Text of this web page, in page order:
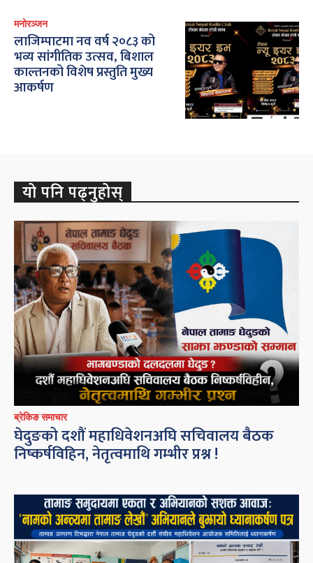
मनोरञ्जन
लाजिम्पाटमा नव वर्ष २०८३ को
भव्य सांगीतिक उत्सव, बिशाल
काल्तनको विशेष प्रस्तुति मुख्य
आकर्षण
यो पनि पढ्नुहोस्
ब्रेकिङ समाचार
घेदुङको दशौं महाधिवेशनअघि सचिवालय बैठक
निष्कर्षविहिन, नेतृत्वमाथि गम्भीर प्रश्न !